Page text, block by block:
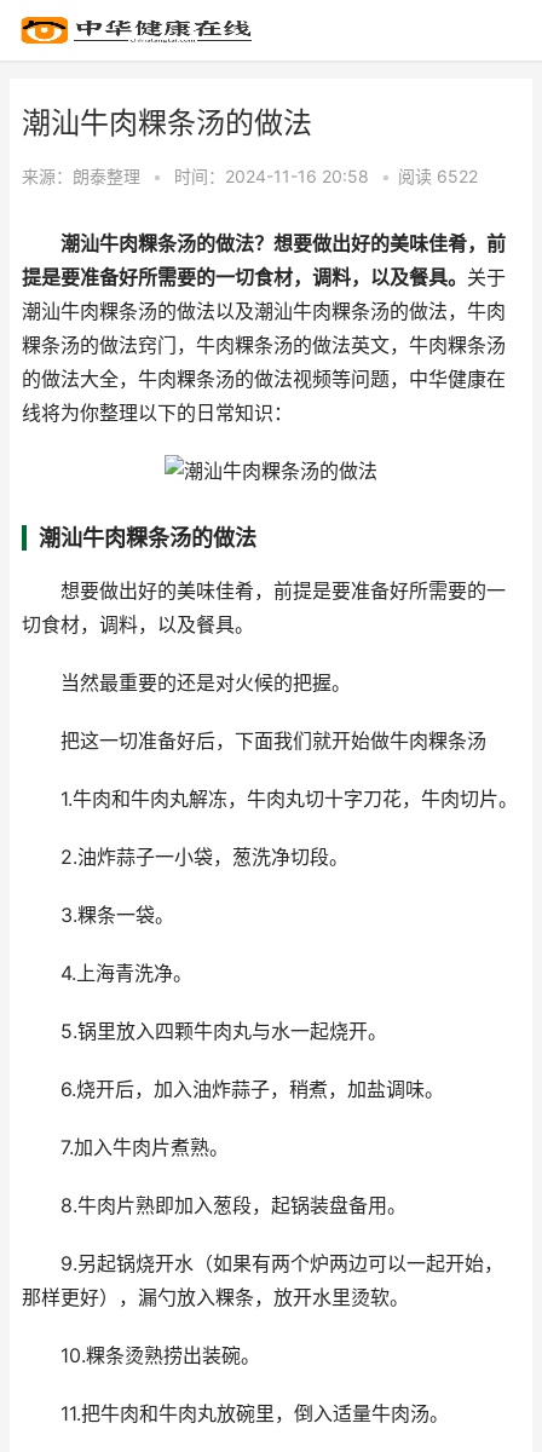
潮汕牛肉粿条汤的做法
来源： 朗泰整理 • 时间：2024-11-16 20:58 • 阅读 6522
潮汕牛肉粿条汤的做法？想要做出好的美味佳肴，前
提是要准备好所需要的一切食材，调料，以及餐具。 关于
潮汕牛肉粿条汤的做法以及潮汕牛肉粿条汤的做法，牛肉
粿条汤的做法窍门，牛肉粿条汤的做法英文，牛肉粿条汤
的做法大全，牛肉粿条汤的做法视频等问题，中华健康在
线将为你整理以下的日常知识：
潮汕牛肉粿条汤的做法
想要做出好的美味佳肴，前提是要准备好所需要的一
切食材，调料，以及餐具。
当然最重要的还是对火候的把握。
把这一切准备好后，下面我们就开始做牛肉粿条汤
1.牛肉和牛肉丸解冻，牛肉丸切十字刀花，牛肉切片。
2.油炸蒜子一小袋，葱洗净切段。
3.粿条一袋。
4.上海青洗净。
5.锅里放入四颗牛肉丸与水一起烧开。
6.烧开后，加入油炸蒜子，稍煮，加盐调味。
7.加入牛肉片煮熟。
8.牛肉片熟即加入葱段，起锅装盘备用。
9.另起锅烧开水（如果有两个炉两边可以一起开始，
那样更好），漏勺放入粿条，放开水里烫软。
10.粿条烫熟捞出装碗。
11.把牛肉和牛肉丸放碗里，倒入适量牛肉汤。